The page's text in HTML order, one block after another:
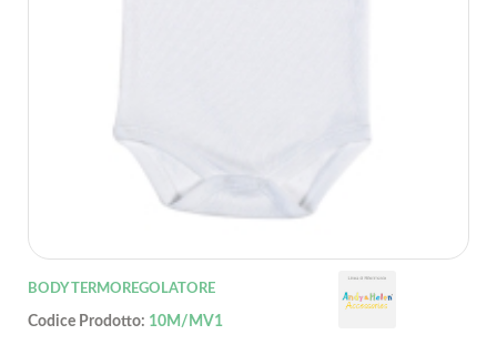
BODY TERMOREGOLATORE
Codice Prodotto: 10M/MV1